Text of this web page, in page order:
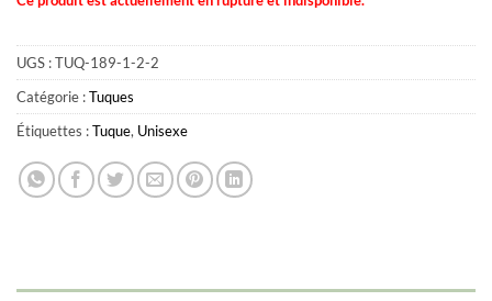
UGS :TUQ-189-1-2-2
Catégorie :Tuques
Étiquettes :Tuque, Unisexe